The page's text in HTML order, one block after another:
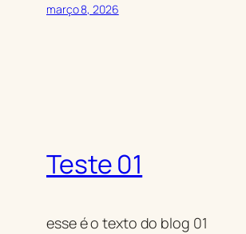
março 8, 2026
Teste 01
esse é o texto do blog 01